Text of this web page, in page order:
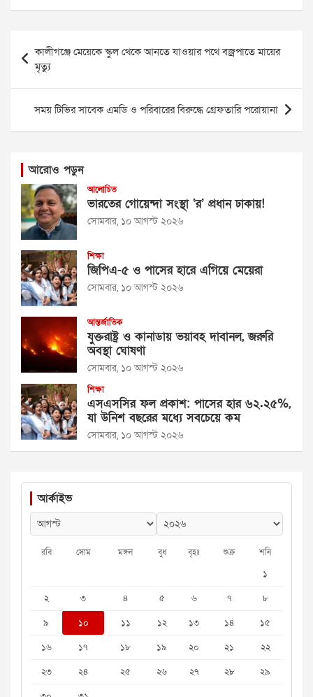
navigation
কালীগঞ্জে মেয়েকে স্কুল থেকে আনতে যাওয়ার পথে বজ্রপাতে মায়ের
মৃত্যু
সময় টিভির সাবেক এমডি ও পরিবারের বিরুদ্ধে গ্রেফতারি পরোয়ানা
আরোও পড়ুন
আলোচিত
ভারতের গোয়েন্দা সংস্থা ‘র’ প্রধান ঢাকায়!
সোমবার, ১০ আগস্ট ২০২৬
শিক্ষা
জিপিএ-৫ ও পাসের হারে এগিয়ে মেয়েরা
সোমবার, ১০ আগস্ট ২০২৬
আন্তর্জাতিক
যুক্তরাষ্ট্র ও কানাডায় ভয়াবহ দাবানল, জরুরি
অবস্থা ঘোষণা
সোমবার, ১০ আগস্ট ২০২৬
শিক্ষা
এসএসসির ফল প্রকাশ: পাসের হার ৬২.২৫%,
যা উনিশ বছরের মধ্যে সবচেয়ে কম
সোমবার, ১০ আগস্ট ২০২৬
আর্কাইভ
রবি সোম মঙ্গল বুধ বৃহঃ শুক্র শনি
১
২
৩ ৪ ৫ ৬ ৭
৮
৯
১০ ১১ ১২ ১৩ ১৪
১৫
১৬
১৭ ১৮ ১৯ ২০ ২১
২২
২৩
২৪ ২৫ ২৬ ২৭ ২৮
২৯